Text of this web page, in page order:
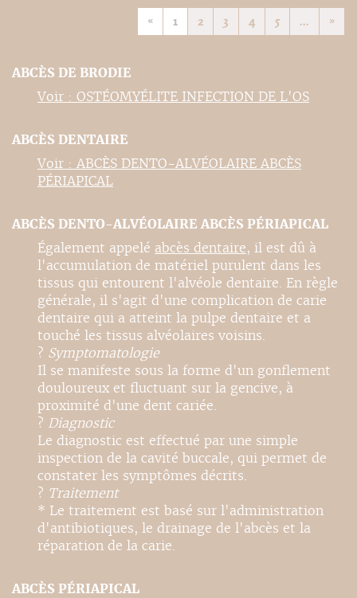
« 1 2 3 4 5 ... »
ABCÈS DE BRODIE
Voir : OSTÉOMYÉLITE INFECTION DE L'OS
ABCÈS DENTAIRE
Voir : ABCÈS DENTO-ALVÉOLAIRE ABCÈS
PÉRIAPICAL
ABCÈS DENTO-ALVÉOLAIRE ABCÈS PÉRIAPICAL
Également appelé abcès dentaire, il est dû à
l'accumulation de matériel purulent dans les
tissus qui entourent l'alvéole dentaire. En règle
générale, il s'agit d'une complication de carie
dentaire qui a atteint la pulpe dentaire et a
touché les tissus alvéolaires voisins.
? Symptomatologie
Il se manifeste sous la forme d'un gonflement
douloureux et fluctuant sur la gencive, à
proximité d'une dent cariée.
? Diagnostic
Le diagnostic est effectué par une simple
inspection de la cavité buccale, qui permet de
constater les symptômes décrits.
? Traitement
* Le traitement est basé sur l'administration
d'antibiotiques, le drainage de l'abcès et la
réparation de la carie.
ABCÈS PÉRIAPICAL